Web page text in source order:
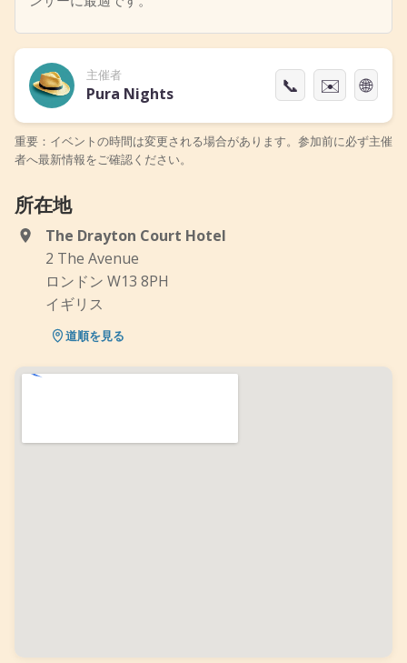
主催者
Pura Nights 📞 ✉️ 🌐
重要：イベントの時間は変更される場合があります。参加前に必ず主催
者へ最新情報をご確認ください。
所在地
The Drayton Court Hotel
2 The Avenue
ロンドン W13 8PH
イギリス
道順を見る